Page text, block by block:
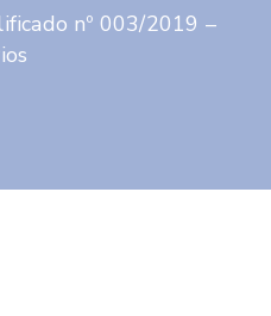
nº 003/2019 –